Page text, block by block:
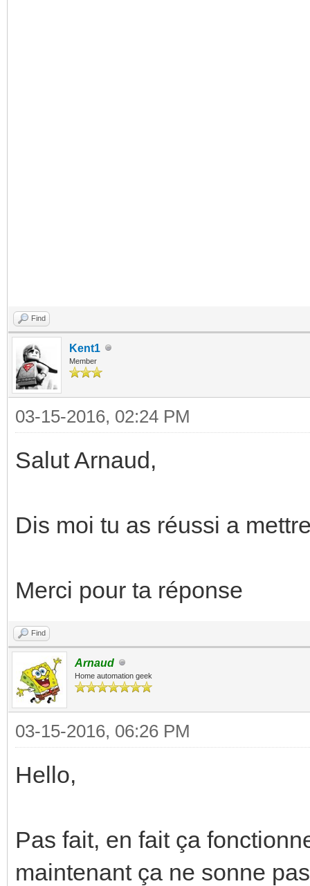
Find
Kent1
Member
03-15-2016, 02:24 PM
Salut Arnaud,
Dis moi tu as réussi a
Merci pour ta réponse
Find
Arnaud
Home automation geek
03-15-2016, 06:26 PM
Hello,
Pas fait, en fait ça
maintenant ça ne sonne